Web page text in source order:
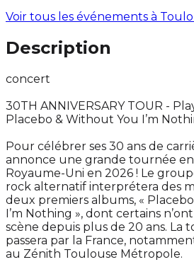
Voir tous les événements à
Description
concert
30TH ANNIVERSARY TOUR -
Placebo & Without You I’m
Pour célébrer ses 30 ans de
annonce une grande tournée
Royaume-Uni en 2026 ! Le
rock alternatif interprétera des
deux premiers albums, «
I’m Nothing », dont certains
scène depuis plus de 20 ans. La
passera par la France,
au Zénith Toulouse Métropole.